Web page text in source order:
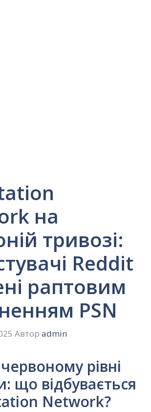
на
тривозі:
Reddit
раптовим
PSN
Автор admin
рівні
що відбувається
Network?